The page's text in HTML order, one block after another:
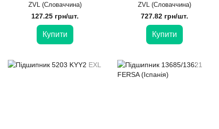
ZVL (Словаччина)
127.25 грн/шт.
Купити
ZVL (Словаччина)
727.82 грн/шт.
Купити